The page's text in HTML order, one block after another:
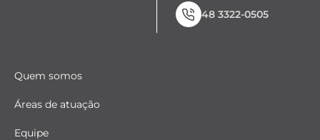
48 3322-0505
Quem somos
Áreas de atuação
Equipe